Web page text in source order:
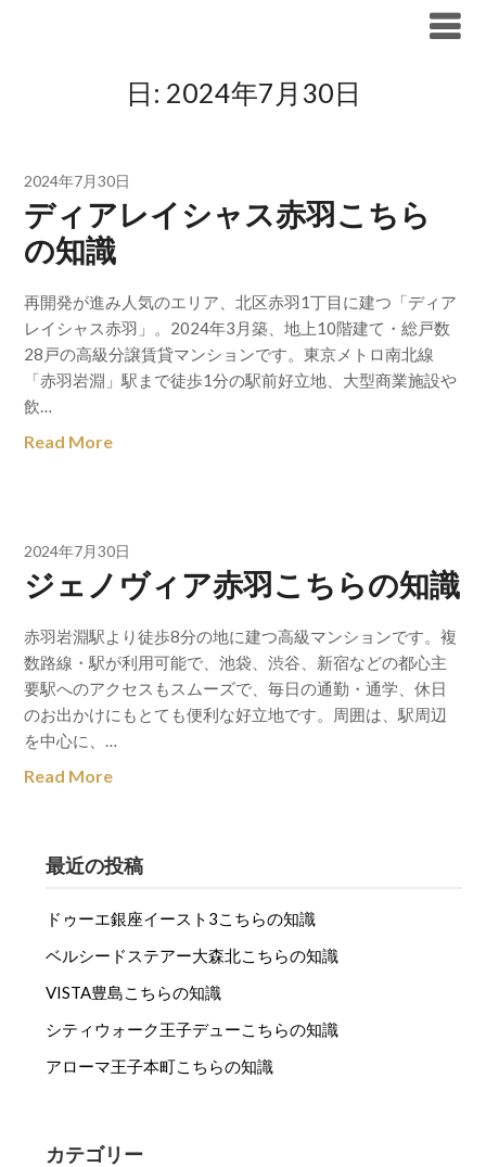
日: 2024年7月30日
2024年7月30日
ディアレイシャス赤羽こちら
の知識
再開発が進み人気のエリア、北区赤羽1丁目に建つ「ディア
レイシャス赤羽」。2024年3月築、地上10階建て・総戸数
28戸の高級分譲賃貸マンションです。東京メトロ南北線
「赤羽岩淵」駅まで徒歩1分の駅前好立地、大型商業施設や
飲…
Read More
2024年7月30日
ジェノヴィア赤羽こちらの知識
赤羽岩淵駅より徒歩8分の地に建つ高級マンションです。複
数路線・駅が利用可能で、池袋、渋谷、新宿などの都心主
要駅へのアクセスもスムーズで、毎日の通勤・通学、休日
のお出かけにもとても便利な好立地です。周囲は、駅周辺
を中心に、…
Read More
最近の投稿
ドゥーエ銀座イースト3こちらの知識
ベルシードステアー大森北こちらの知識
VISTA豊島こちらの知識
シティウォーク王子デューこちらの知識
アローマ王子本町こちらの知識
カテゴリー